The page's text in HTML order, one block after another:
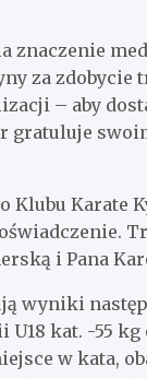
za
– aby
Klubu
i Pana
wyniki
kat. -55
w kata,